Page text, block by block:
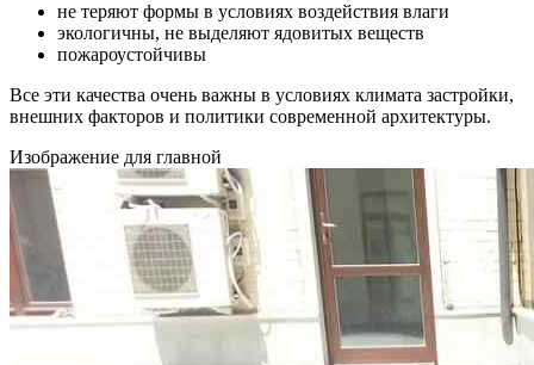
не теряют формы в условиях воздействия влаги
экологичны, не выделяют ядовитых веществ
пожароустойчивы
Все эти качества очень важны в условиях климата застройки,
внешних факторов и политики современной архитектуры.
Изображение для главной